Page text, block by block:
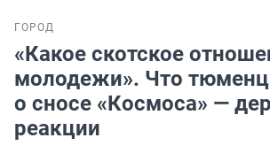
ГОРОД
«Какое скотское
молодежи». Что
о сносе «Космоса» —
реакции